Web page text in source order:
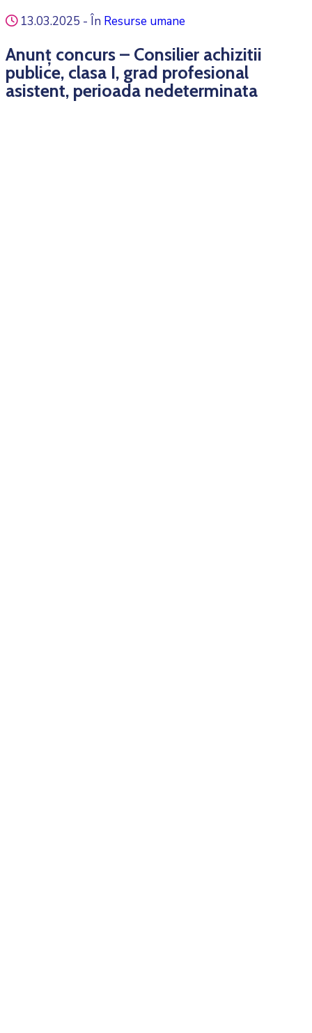
13.03.2025 - În Resurse umane
Anunț concurs – Consilier achizitii
publice, clasa I, grad profesional
asistent, perioada nedeterminata